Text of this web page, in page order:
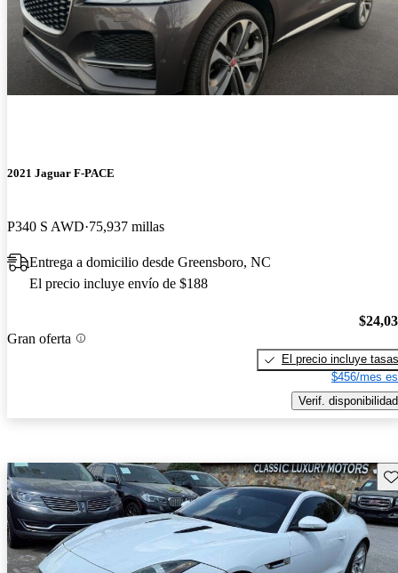
2021 Jaguar F-PACE
P340 S AWD 75,937 millas
Entrega a domicilio desde Greensboro, NC
El precio incluye envío de $188
Gran oferta
El precio incluye tasas
$456/mes
Verif. disponibilidad